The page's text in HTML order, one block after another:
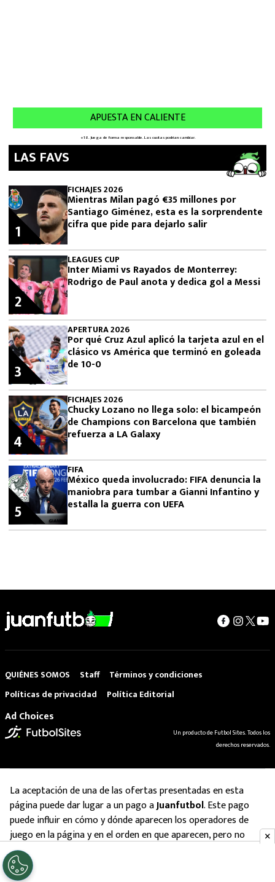
LAS FAVS
FICHAJES 2026
Mientras Milan pagó €35 millones por
Santiago Giménez, esta es la sorprendente
cifra que pide para dejarlo salir
1
LEAGUES CUP
Inter Miami vs Rayados de Monterrey:
Rodrigo de Paul anota y dedica gol a Messi
2
APERTURA 2026
Por qué Cruz Azul aplicó la tarjeta azul en el
clásico vs América que terminó en goleada
de 10-0
3
FICHAJES 2026
Chucky Lozano no llega solo: el bicampeón
de Champions con Barcelona que también
refuerza a LA Galaxy
4
FIFA
México queda involucrado: FIFA denuncia la
maniobra para tumbar a Gianni Infantino y
estalla la guerra con UEFA
5
QUIÉNES SOMOS Staff
Términos y condiciones
Políticas de privacidad
Política Editorial
Ad Choices
Un producto de Futbol Sites. Todos los
derechos reservados.
La aceptación de una de las ofertas presentadas en esta
página puede dar lugar a un pago aJuanfutbol. Este pago
puede influir en cómo y dónde aparecen los operadores de
juego en la página y en el orden en que aparecen, pero no
influye en nuestras evaluaciones.